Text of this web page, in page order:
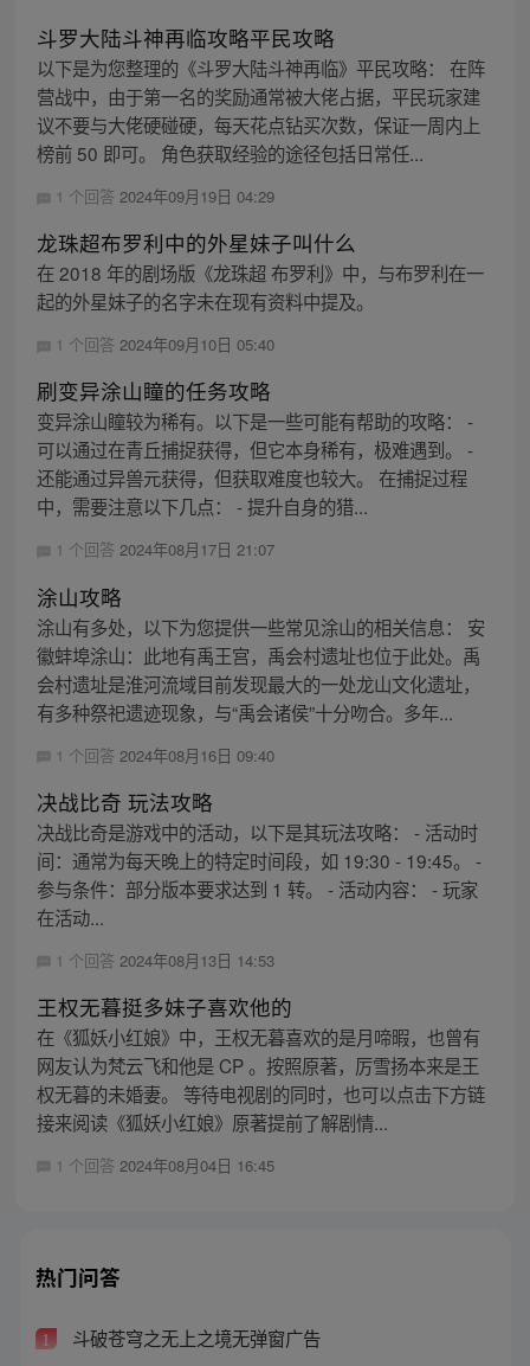
斗罗大陆斗神再临攻略平民攻略
以下是为您整理的《斗罗大陆斗神再临》平民攻略： 在阵
营战中，由于第一名的奖励通常被大佬占据，平民玩家建
议不要与大佬硬碰硬，每天花点钻买次数，保证一周内上
榜前 50 即可。 角色获取经验的途径包括日常任...
1 个回答 2024年09月19日 04:29
龙珠超布罗利中的外星妹子叫什么
在 2018 年的剧场版《龙珠超 布罗利》中，与布罗利在一
起的外星妹子的名字未在现有资料中提及。
1 个回答 2024年09月10日 05:40
刷变异涂山瞳的任务攻略
变异涂山瞳较为稀有。以下是一些可能有帮助的攻略： -
可以通过在青丘捕捉获得，但它本身稀有，极难遇到。 -
还能通过异兽元获得，但获取难度也较大。 在捕捉过程
中，需要注意以下几点： - 提升自身的猎...
1 个回答 2024年08月17日 21:07
涂山攻略
涂山有多处，以下为您提供一些常见涂山的相关信息： 安
徽蚌埠涂山：此地有禹王宫，禹会村遗址也位于此处。禹
会村遗址是淮河流域目前发现最大的一处龙山文化遗址，
有多种祭祀遗迹现象，与“禹会诸侯”十分吻合。多年...
1 个回答 2024年08月16日 09:40
决战比奇 玩法攻略
决战比奇是游戏中的活动，以下是其玩法攻略： - 活动时
间：通常为每天晚上的特定时间段，如 19:30 - 19:45。 -
参与条件：部分版本要求达到 1 转。 - 活动内容： - 玩家
在活动...
1 个回答 2024年08月13日 14:53
王权无暮挺多妹子喜欢他的
在《狐妖小红娘》中，王权无暮喜欢的是月啼暇，也曾有
网友认为梵云飞和他是 CP 。按照原著，厉雪扬本来是王
权无暮的未婚妻。 等待电视剧的同时，也可以点击下方链
接来阅读《狐妖小红娘》原著提前了解剧情...
1 个回答 2024年08月04日 16:45
热门问答
1 斗破苍穹之无上之境无弹窗广告